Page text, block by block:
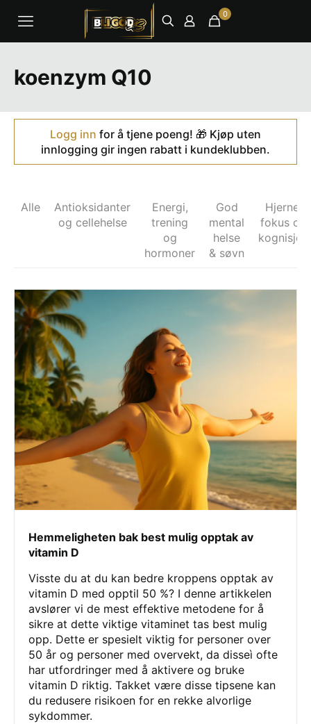
0
koenzym Q10
Logg inn for å tjene poeng! 🎁 Kjøp uten
innlogging gir ingen rabatt i kundeklubben.
Alle
Antioksidanter
og cellehelse
Energi,
trening
og
hormoner
God
mental
helse
& søvn
Hjerne,
fokus og
kognisjon
Hemmeligheten bak best mulig opptak av
vitamin D
Visste du at du kan bedre kroppens opptak av
vitamin D med opptil 50 %? I denne artikkelen
avslører vi de mest effektive metodene for å
sikre at dette viktige vitaminet tas best mulig
opp. Dette er spesielt viktig for personer over
50 år og personer med overvekt, da disseì ofte
har utfordringer med å aktivere og bruke
vitamin D riktig. Takket være disse tipsene kan
du redusere risikoen for en rekke alvorlige
sykdommer.